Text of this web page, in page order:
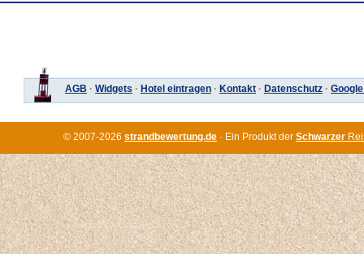
AGB · Widgets · Hotel eintragen · Kontakt · Datenschutz ·
© 2007-2026 strandbewertung.de · Ein Produkt der Schwarzer